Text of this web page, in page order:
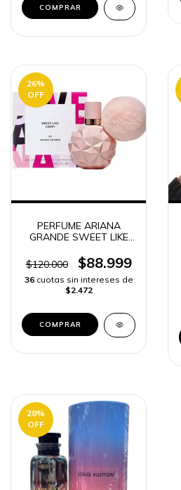
COMPRAR
26%
OFF
PERFUME ARIANA
GRANDE SWEET LIKE
$120.000
$88.999
36 cuotas sin intereses de
$2.472
COMPRAR
28%
OFF